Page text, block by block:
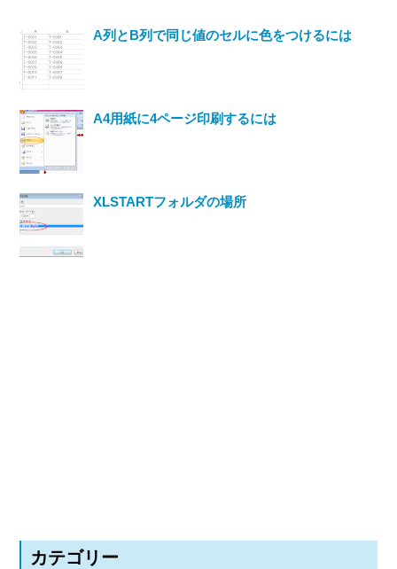
A列とB列で同じ値のセルに色をつけるには
A4用紙に4ページ印刷するには
XLSTARTフォルダの場所
カテゴリー